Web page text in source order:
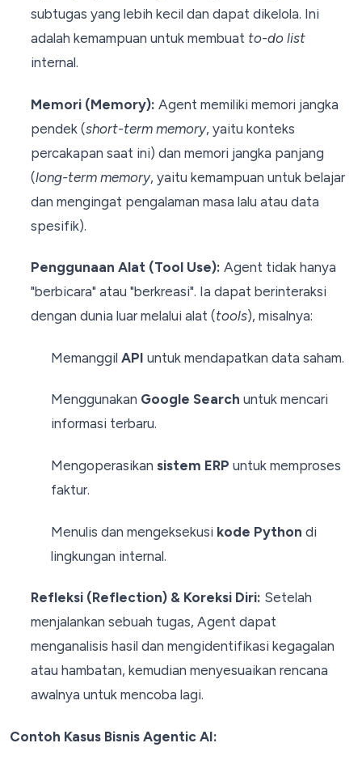
subtugas yang lebih kecil dan dapat dikelola. Ini
adalah kemampuan untuk membuat to-do list
internal.
Memori (Memory): Agent memiliki memori jangka
pendek (short-term memory, yaitu konteks
percakapan saat ini) dan memori jangka panjang
(long-term memory, yaitu kemampuan untuk belajar
dan mengingat pengalaman masa lalu atau data
spesifik).
Penggunaan Alat (Tool Use): Agent tidak hanya
"berbicara" atau "berkreasi". Ia dapat berinteraksi
dengan dunia luar melalui alat (tools), misalnya:
MemanggilAPI untuk mendapatkan data saham.
Menggunakan Google Search untuk mencari
informasi terbaru.
Mengoperasikansistem ERP untuk memproses
faktur.
Menulis dan mengeksekusi kode Python di
lingkungan internal.
Refleksi (Reflection) & Koreksi Diri: Setelah
menjalankan sebuah tugas, Agent dapat
menganalisis hasil dan mengidentifikasi kegagalan
atau hambatan, kemudian menyesuaikan rencana
awalnya untuk mencoba lagi.
Contoh Kasus Bisnis Agentic AI: